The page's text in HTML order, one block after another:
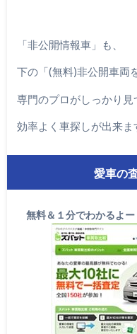
「非公開情報車」も、
下の「(無料)非公開車両
専門のプロがしっかり見
効率よく車探しが出来ま
愛車の
無料＆１分でわかるよー